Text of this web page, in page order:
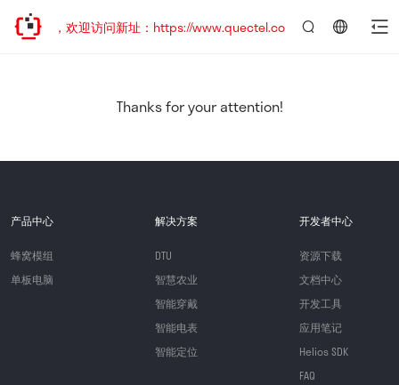
已迁移，欢迎访问新址：https://www.quectel.com.cn
Thanks for your attention!
产品中心
蜂窝模组
单板电脑
解决方案
DTU
智慧农业
智能穿戴
智能电表
智能定位
开发者中心
资源下载
文档中心
开发工具
应用笔记
Helios SDK
FAQ